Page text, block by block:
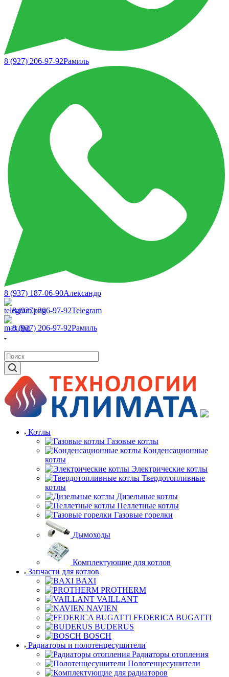
8 (927) 206-97-92Рамиль
8 (937) 187-06-90Александр
8 (927) 206-97-92Telegram
8 (927) 206-97-92Рамиль
Котлы
Газовые котлы
Конденсационные
котлы
Электрические котлы
Твердотопливные
котлы
Дизельные котлы
Пеллетные котлы
Газовые горелки
Дымоходы
Комплектующие для котлов
Запчасти для котлов
BAXI
PROTHERM
VAILLANT
NAVIEN
FEDERICA BUGATTI
BUDERUS
BOSCH
Радиаторы и полотенцесушители
Радиаторы отопления
Полотенцесушители